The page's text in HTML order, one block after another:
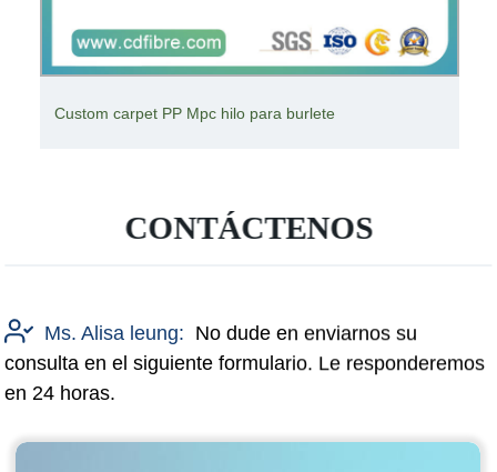
Custom carpet PP Mpc hilo para burlete
CONTÁCTENOS
Ms. Alisa leung: No dude en enviarnos su
consulta en el siguiente formulario. Le responderemos
en 24 horas.